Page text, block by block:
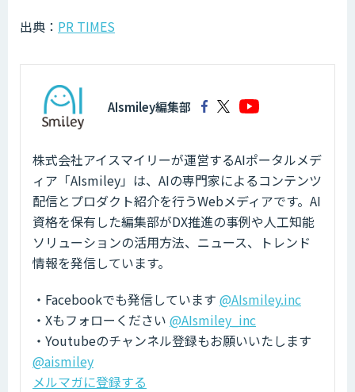
出典： PR TIMES
AIsmiley編集部
株式会社アイスマイリーが運営するAIポータルメデ
ィア「AIsmiley」は、AIの専門家によるコンテンツ
配信とプロダクト紹介を行うWebメディアです。AI
資格を保有した編集部がDX推進の事例や人工知能
ソリューションの活用方法、ニュース、トレンド
情報を発信しています。
・Facebookでも発信しています @AIsmiley.inc
・Xもフォローください @AIsmiley_inc
・Youtubeのチャンネル登録もお願いいたします
@aismiley
メルマガに登録する